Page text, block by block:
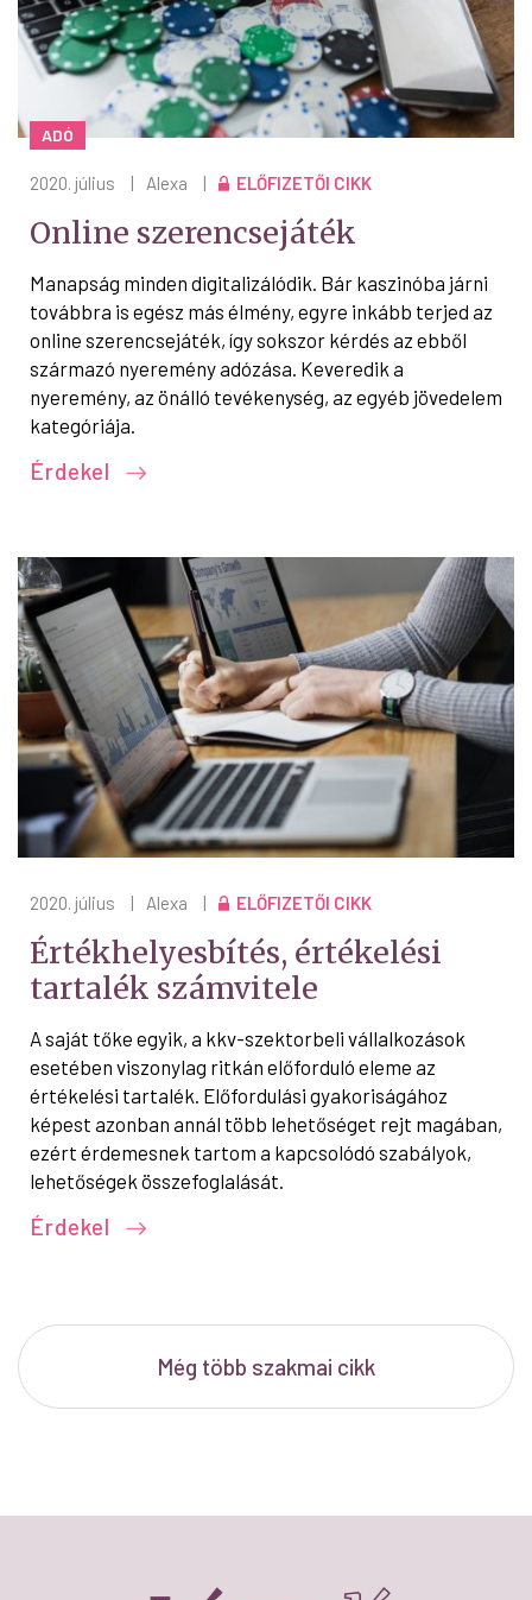
ADÓ
2020. július Alexa ELŐFIZETŐI CIKK
Online szerencsejáték
Manapság minden digitalizálódik. Bár kaszinóba járni
továbbra is egész más élmény, egyre inkább terjed az
online szerencsejáték, így sokszor kérdés az ebből
származó nyeremény adózása. Keveredik a
nyeremény, az önálló tevékenység, az egyéb jövedelem
kategóriája.
Érdekel
2020. július | Alexa | ELŐFIZETŐI CIKK
Értékhelyesbítés, értékelési
tartalék számvitele
A saját tőke egyik, a kkv-szektorbeli vállalkozások
esetében viszonylag ritkán előforduló eleme az
értékelési tartalék. Előfordulási gyakoriságához
képest azonban annál több lehetőséget rejt magában,
ezért érdemesnek tartom a kapcsolódó szabályok,
lehetőségek összefoglalását.
Érdekel
Még több szakmai cikk